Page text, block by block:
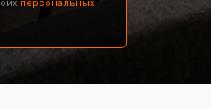
персональных